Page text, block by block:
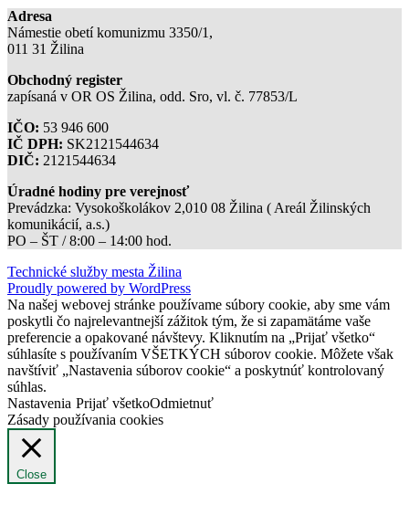
Adresa
Námestie obetí komunizmu 3350/1,
011 31 Žilina
Obchodný register
zapísaná v OR OS Žilina, odd. Sro, vl. č. 77853/L
IČO: 53 946 600
IČ DPH: SK2121544634
DIČ: 2121544634
Úradné hodiny pre verejnosť
Prevádzka: Vysokoškolákov 2,010 08 Žilina ( Areál Žilinských
komunikácií, a.s.)
PO – ŠT / 8:00 – 14:00 hod.
Technické služby mesta Žilina
Proudly powered by WordPress
Na našej webovej stránke používame súbory cookie, aby sme vám
poskytli čo najrelevantnejší zážitok tým, že si zapamätáme vaše
preferencie a opakované návštevy. Kliknutím na „Prijať všetko“
súhlasíte s používaním VŠETKÝCH súborov cookie. Môžete však
navštíviť „Nastavenia súborov cookie“ a poskytnúť kontrolovaný
súhlas.
Nastavenia Prijať všetkoOdmietnuť
Zásady používania cookies
Close